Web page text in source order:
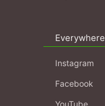
Everywhere
Instagram
Facebook
YouTube